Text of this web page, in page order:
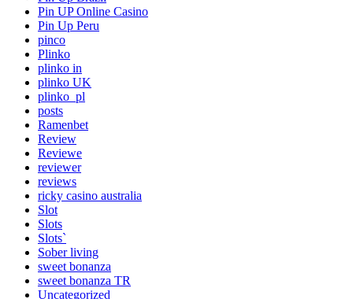
Pin UP Online Casino
Pin Up Peru
pinco
Plinko
plinko in
plinko UK
plinko_pl
posts
Ramenbet
Review
Reviewe
reviewer
reviews
ricky casino australia
Slot
Slots
Slots`
Sober living
sweet bonanza
sweet bonanza TR
Uncategorized